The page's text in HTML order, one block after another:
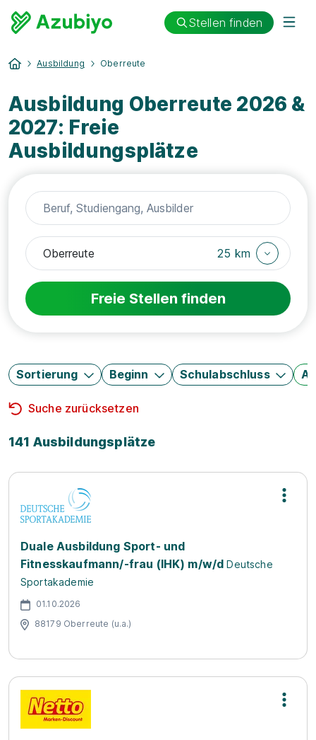
Stellen finden
Ausbildung Oberreute
Ausbildung Oberreute 2026 &
2027: Freie
Ausbildungsplätze
25 km
Freie Stellen finden
Sortierung Beginn Schulabschluss
Suche zurücksetzen
141 Ausbildungsplätze
Duale Ausbildung Sport- und
Fitnesskaufmann/-frau (IHK) m/w/d Deutsche
Sportakademie
01.10.2026
88179 Oberreute (u.a.)